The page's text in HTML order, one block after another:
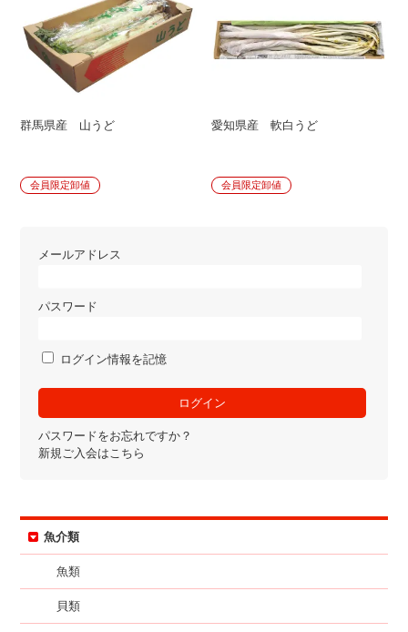
群馬県産 山うど
会員限定卸値
愛知県産 軟白うど
会員限定卸値
メールアドレス
パスワード
ログイン情報を記憶
パスワードをお忘れですか？
新規ご入会はこちら
魚介類
魚類
貝類